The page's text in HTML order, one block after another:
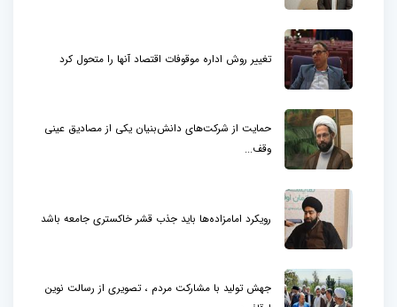
تغییر روش اداره موقوفات اقتصاد آنها را متحول کرد
حمایت از شرکت‌های دانش‌بنیان یکی از مصادیق عینی
وقف...
رویکرد امامزاده‌ها باید جذب قشر خاکستری جامعه باشد
جهش تولید با مشارکت مردم ، تصویری از رسالت نوین